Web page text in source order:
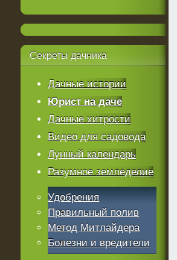
Секреты дачника
Дачные истории
Юрист на даче
Дачные хитрости
Видео для садовода
Лунный календарь
Разумное земледелие
Удобрения
Правильный полив
Метод Митлайдера
Болезни и вредители